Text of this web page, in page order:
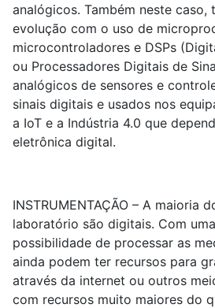
analógicos. Também neste caso,
evolução com o uso de
microcontroladores e DSPs
ou Processadores Digitais de
analógicos de sensores e
sinais digitais e usados nos
a IoT e a Indústria 4.0 que
eletrônica digital.
INSTRUMENTAÇÃO – A maioria
laboratório são digitais. Com
possibilidade de processar as
ainda podem ter recursos para
através da internet ou outros
com recursos muito maiores do